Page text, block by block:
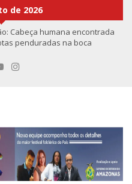
de 2026
Cabeça humana encontrada
penduradas na boca
relembre os fatos
de armas da OTAN na
com o retorno da Síria ao
aliados